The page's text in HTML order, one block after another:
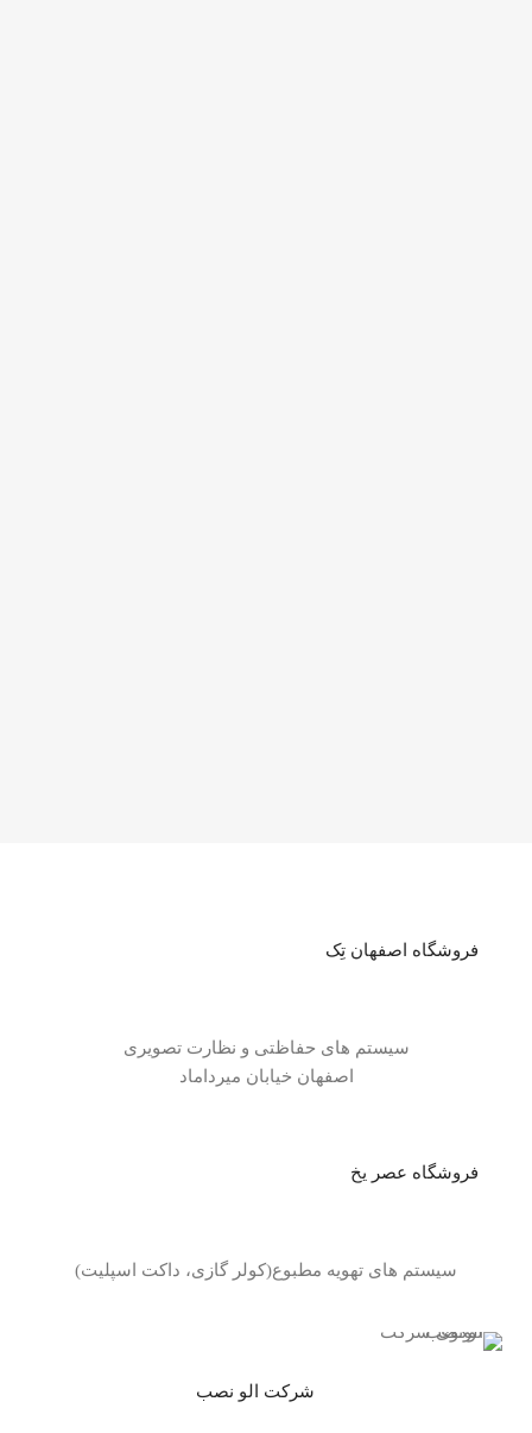
فروشگاه اصفهان تِک
سیستم های حفاظتی و نظارت تصویری
اصفهان خیابان میرداماد
فروشگاه عصر یخ
سیستم های تهویه مطبوع(کولر گازی، داکت اسپلیت)
شرکت الو نصب